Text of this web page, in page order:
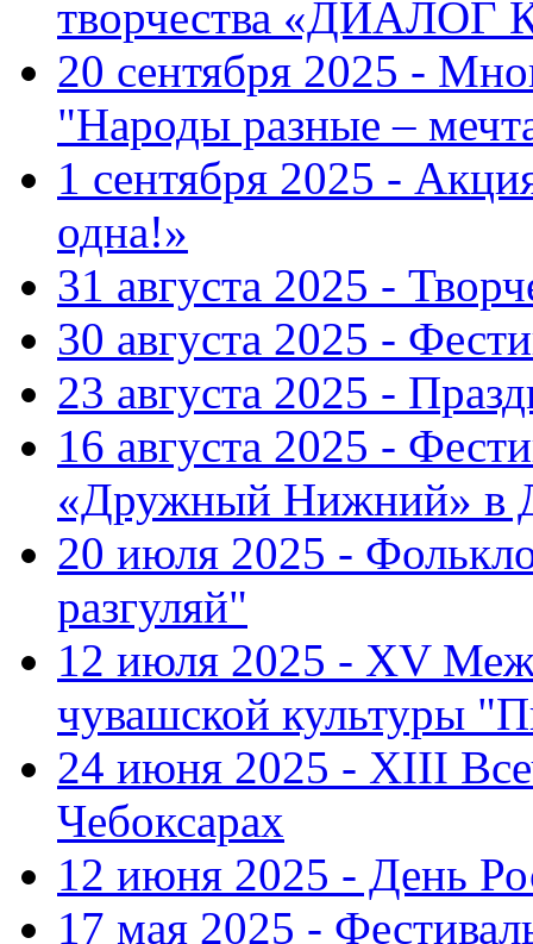
творчества «ДИАЛОГ
20 сентября 2025 -
"Народы разные –
1 сентября 2025 -
одна!»
31 августа 2025 -
30 августа 2025 -
23 августа 2025 -
16 августа 2025 -
«Дружный Нижний» в
20 июля 2025 -
разгуляй"
12 июля 2025 - XV
чувашской культуры
24 июня 2025 - XIII
Чебоксарах
12 июня 2025 - День
17 мая 2025 -